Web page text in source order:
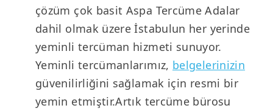
çözüm çok basit Aspa Tercüme Adalar
dahil olmak üzere İstabulun her yerinde
yeminli tercüman hizmeti sunuyor.
Yeminli tercümanlarımız, belgelerinizin
güvenilirliğini sağlamak için resmi bir
yemin etmiştir.Artık tercüme bürosu